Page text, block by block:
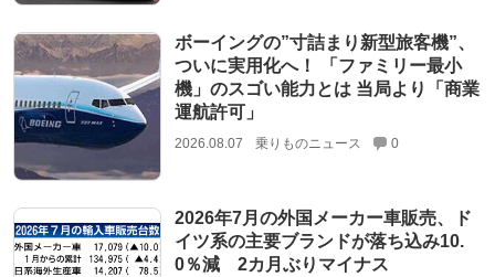
ボーイングの”寸詰まり新型旅客機”、
ついに実用化へ！ 「ファミリー最小
機」のスゴい能力とは 当局より「商業
運航許可」
2026.08.07 乗りものニュース 0
2026年7月の外国メーカー車販売、ド
イツ系の主要ブランドが落ち込み10.
0％減 2カ月ぶりマイナス